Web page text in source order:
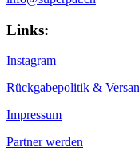
Links:
Instagram
Rückgabepolitik &
Impressum
Partner werden